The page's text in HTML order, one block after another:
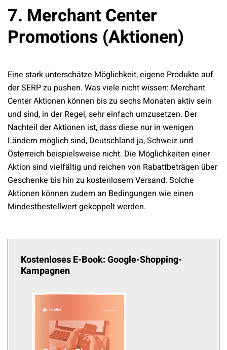
7. Merchant Center
Promotions (Aktionen)
Eine stark unterschätze Möglichkeit, eigene Produkte auf
der SERP zu pushen. Was viele nicht wissen: Merchant
Center Aktionen können bis zu sechs Monaten aktiv sein
und sind, in der Regel, sehr einfach umzusetzen. Der
Nachteil der Aktionen ist, dass diese nur in wenigen
Ländern möglich sind, Deutschland ja, Schweiz und
Österreich beispielsweise nicht. Die Möglichkeiten einer
Aktion sind vielfältig und reichen von Rabattbeträgen über
Geschenke bis hin zu kostenlosem Versand. Solche
Aktionen können zudem an Bedingungen wie einen
Mindestbestellwert gekoppelt werden.
Kostenloses E-Book: Google-Shopping-
Kampagnen